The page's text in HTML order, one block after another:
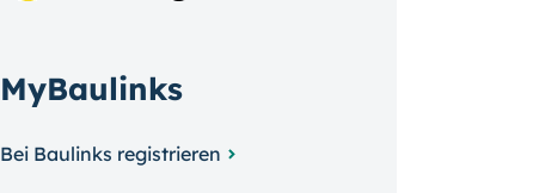
MyBaulinks
Bei Baulinks registrieren